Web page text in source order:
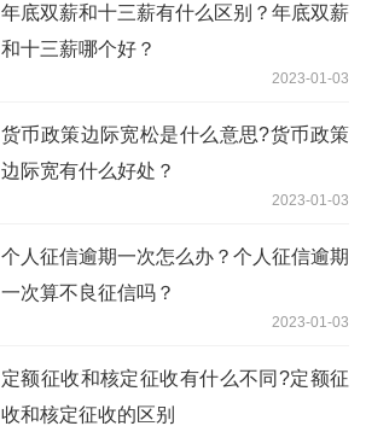
年底双薪和十三薪有什么区别？年底双薪
和十三薪哪个好？
2023-01-03
货币政策边际宽松是什么意思?货币政策
边际宽有什么好处？
2023-01-03
个人征信逾期一次怎么办？个人征信逾期
一次算不良征信吗？
2023-01-03
定额征收和核定征收有什么不同?定额征
收和核定征收的区别